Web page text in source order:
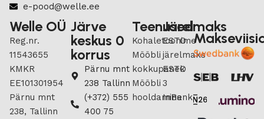
e-pood@welle.ee
Welle OÜ
Reg.nr.
11543655
KMKR
EE101301954
Pärnu mnt
238, Tallinn
Järve
keskus 0
korrus
Pärnu mnt
238 Tallinn
(+372) 555
400 75
Teenused
Kohaletoonime
Mööbli
kokkupanek
Mööbli
hooldamine
Järelmaks
ESTO
järelmaks
ESTO
3
InBank